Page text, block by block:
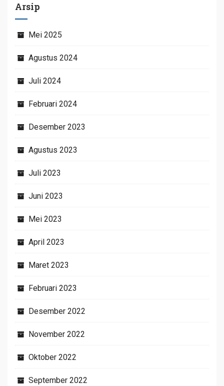
Arsip
Mei 2025
Agustus 2024
Juli 2024
Februari 2024
Desember 2023
Agustus 2023
Juli 2023
Juni 2023
Mei 2023
April 2023
Maret 2023
Februari 2023
Desember 2022
November 2022
Oktober 2022
September 2022